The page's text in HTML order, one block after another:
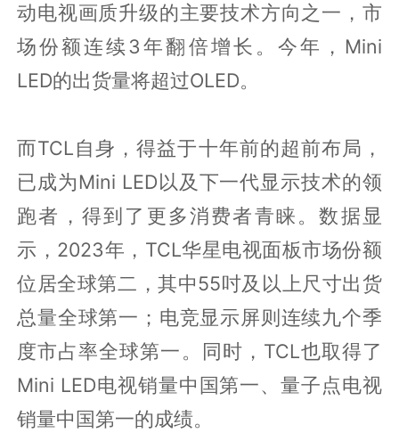
动电视画质升级的主要技术方向之一，市
场份额连续3年翻倍增长。今年，Mini
LED的出货量将超过OLED。
而TCL自身，得益于十年前的超前布局，
已成为Mini LED以及下一代显示技术的领
跑者，得到了更多消费者青睐。数据显
示，2023年，TCL华星电视面板市场份额
位居全球第二，其中55吋及以上尺寸出货
总量全球第一；电竞显示屏则连续九个季
度市占率全球第一。同时，TCL也取得了
Mini LED电视销量中国第一、量子点电视
销量中国第一的成绩。